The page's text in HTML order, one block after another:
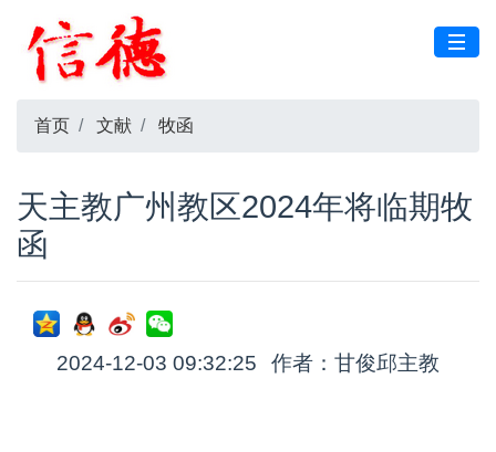
首页 文献 牧函
天主教广州教区2024年将临期牧
函
2024-12-03 09:32:25 作者：甘俊邱主教